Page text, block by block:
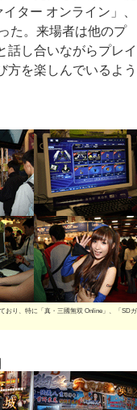
ター オンライン」、
た。来場者は他のプ
話し合いながらプレイ
方を楽しんでいるよう
おり、特に「真・三國無双 Online」、「SD